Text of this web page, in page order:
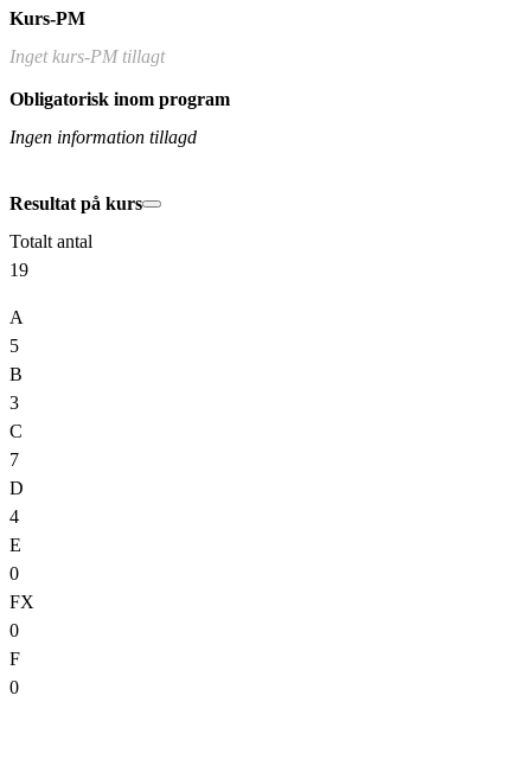
Kurs-PM
Inget kurs-PM tillagt
Obligatorisk inom program
Ingen information tillagd
Resultat på kurs
Totalt antal
19
A
5
B
3
C
7
D
4
E
0
FX
0
F
0